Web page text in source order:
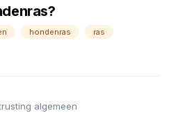
hondenras ras
algemeen